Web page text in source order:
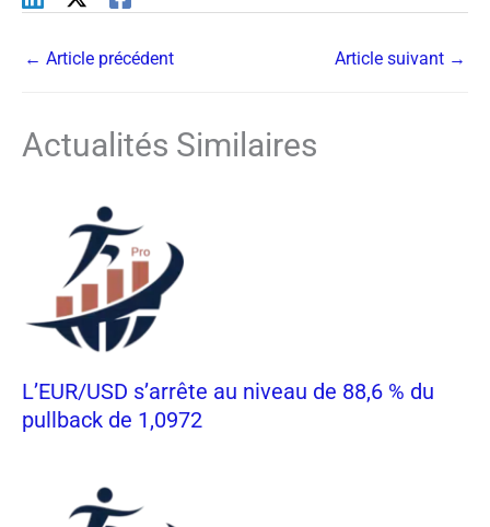
← Article précédent Article suivant →
Actualités Similaires
L’EUR/USD s’arrête au niveau de 88,6 % du
pullback de 1,0972